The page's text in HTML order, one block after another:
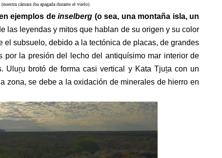
(nuestra cámara iba apagada durante el vuelo)
ejemplos deinselberg (o sea, una montaña isla, un
las leyendas y mitos que hablan de su origen y su color
el subsuelo, debido a la tectónica de placas, de grandes
por la presión del lecho del antiquísimo mar interior de
Uluṟu brotó de forma casi vertical y Kata Tjuṯa con un
zona, se debe a la oxidación de minerales de hierro en